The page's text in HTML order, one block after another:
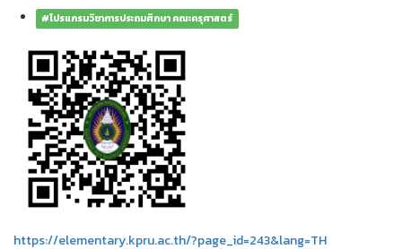
#โปรแกรมวิชาการประถมศึกษา คณะครุศาสตร์
https://elementary.kpru.ac.th/?page_id=243&lang=TH